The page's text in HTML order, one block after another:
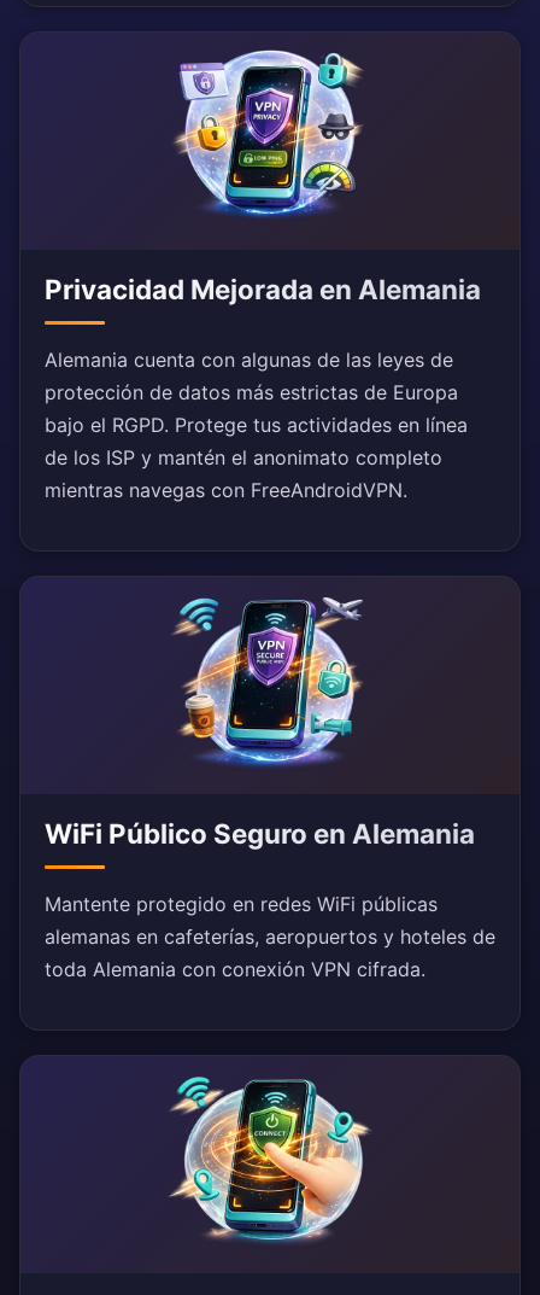
Privacidad Mejorada en Alemania
Alemania cuenta con algunas de las leyes de
protección de datos más estrictas de Europa
bajo el RGPD. Protege tus actividades en línea
de los ISP y mantén el anonimato completo
mientras navegas con FreeAndroidVPN.
WiFi Público Seguro en Alemania
Mantente protegido en redes WiFi públicas
alemanas en cafeterías, aeropuertos y hoteles de
toda Alemania con conexión VPN cifrada.